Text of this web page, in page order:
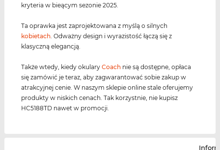
kryteria w bieącym sezonie 2025.
Ta oprawka jest zaprojektowana z myślą o silnych
kobietach. Odważny design i wyrazistość łączą się z
klasyczną elegancją.
Także wtedy, kiedy okularyCoach nie są dostępne, opłaca
się zamówić je teraz, aby zagwarantować sobie zakup w
atrakcyjnej cenie. W naszym sklepie online stale oferujemy
produkty w niskich cenach. Tak korzystnie, nie kupisz
HC5188TD nawet w promocji.